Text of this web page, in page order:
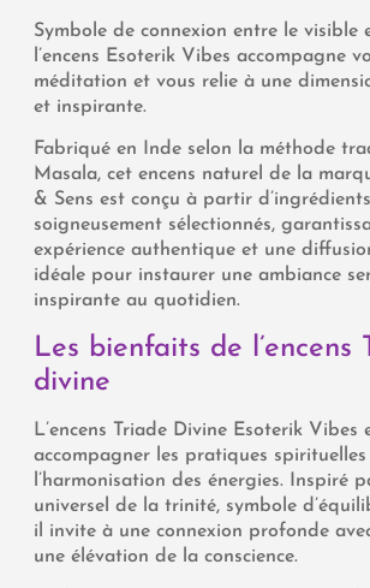
Symbole de connexion entre le visible
l’encens Esoterik Vibes accompagne
méditation et vous relie à une
et inspirante.
Fabriqué en Inde selon la méthode
Masala, cet encens naturel de la
& Sens est conçu à partir d’ingrédients
soigneusement sélectionnés,
expérience authentique et une
idéale pour instaurer une ambiance
inspirante au quotidien.
Les bienfaits de l’encens
divine
L’encens Triade Divine Esoterik Vibes
accompagner les pratiques
l’harmonisation des énergies. Inspiré
universel de la trinité, symbole
il invite à une connexion profonde
une élévation de la conscience.